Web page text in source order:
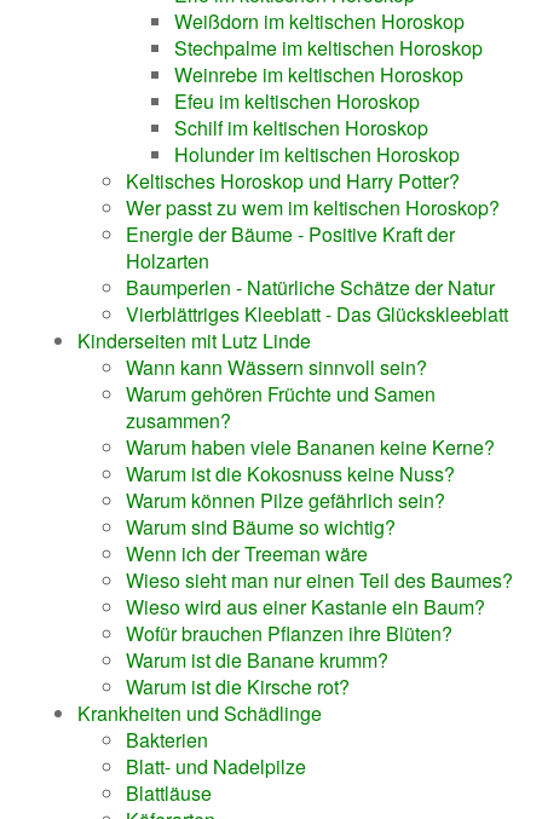
Weißdorn im keltischen Horoskop
Stechpalme im keltischen Horoskop
Weinrebe im keltischen Horoskop
Efeu im keltischen Horoskop
Schilf im keltischen Horoskop
Holunder im keltischen Horoskop
Keltisches Horoskop und Harry Potter?
Wer passt zu wem im keltischen Horoskop?
Energie der Bäume - Positive Kraft der
Holzarten
Baumperlen - Natürliche Schätze der Natur
Vierblättriges Kleeblatt - Das Glückskleeblatt
Kinderseiten mit Lutz Linde
Wann kann Wässern sinnvoll sein?
Warum gehören Früchte und Samen
zusammen?
Warum haben viele Bananen keine Kerne?
Warum ist die Kokosnuss keine Nuss?
Warum können Pilze gefährlich sein?
Warum sind Bäume so wichtig?
Wenn ich der Treeman wäre
Wieso sieht man nur einen Teil des Baumes?
Wieso wird aus einer Kastanie ein Baum?
Wofür brauchen Pflanzen ihre Blüten?
Warum ist die Banane krumm?
Warum ist die Kirsche rot?
Krankheiten und Schädlinge
Bakterien
Blatt- und Nadelpilze
Blattläuse